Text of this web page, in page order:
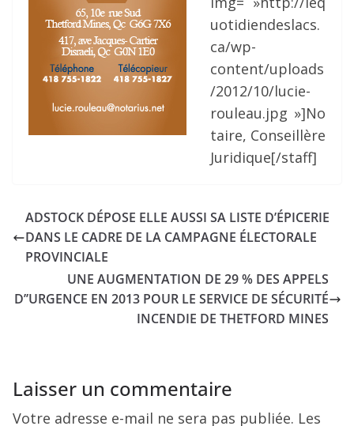
uotidiendeslacs.
ca/wp-
content/uploads
/2012/10/lucie-
rouleau.jpg »]No
taire, Conseillère
Juridique[/staff]
ADSTOCK DÉPOSE ELLE AUSSI SA LISTE D’ÉPICERIE
DANS LE CADRE DE LA CAMPAGNE ÉLECTORALE
PROVINCIALE
UNE AUGMENTATION DE 29 % DES APPELS
D’’URGENCE EN 2013 POUR LE SERVICE DE SÉCURITÉ
INCENDIE DE THETFORD MINES
Laisser un commentaire
Votre adresse e-mail ne sera pas publiée. Les